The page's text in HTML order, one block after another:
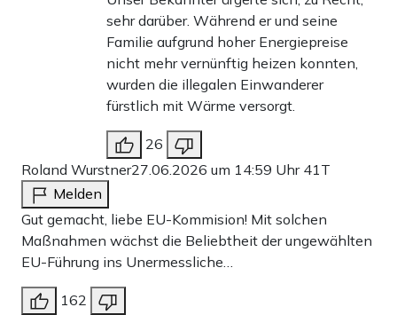
sehr darüber. Während er und seine
Familie aufgrund hoher Energiepreise
nicht mehr vernünftig heizen konnten,
wurden die illegalen Einwanderer
fürstlich mit Wärme versorgt.
26
Roland Wurstner27.06.2026 um 14:59 Uhr 41T
Melden
Gut gemacht, liebe EU-Kommision! Mit solchen
Maßnahmen wächst die Beliebtheit der ungewählten
EU-Führung ins Unermessliche…
162